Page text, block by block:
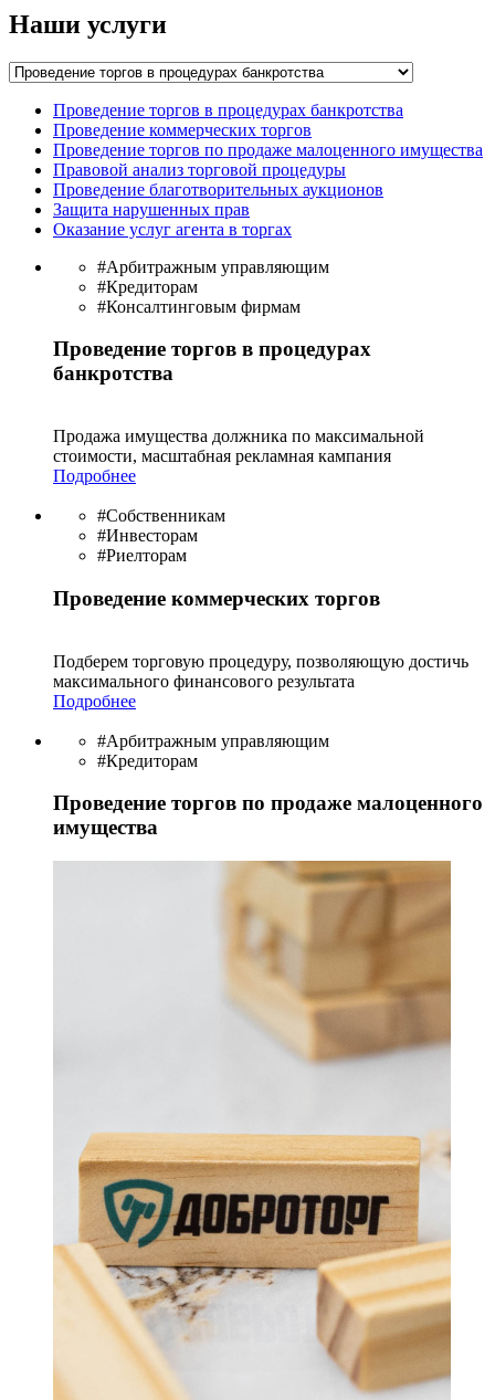
Наши услуги
Проведение торгов в процедурах банкротства
Проведение коммерческих торгов
Проведение торгов по продаже малоценного имущества
Правовой анализ торговой процедуры
Проведение благотворительных аукционов
Защита нарушенных прав
Оказание услуг агента в торгах
#Арбитражным управляющим
#Кредиторам
#Консалтинговым фирмам
Проведение торгов в процедурах
банкротства
Продажа имущества должника по максимальной
стоимости, масштабная рекламная кампания
Подробнее
#Собственникам
#Инвесторам
#Риелторам
Проведение коммерческих торгов
Подберем торговую процедуру, позволяющую достичь
максимального финансового результата
Подробнее
#Арбитражным управляющим
#Кредиторам
Проведение торгов по продаже малоценного
имущества